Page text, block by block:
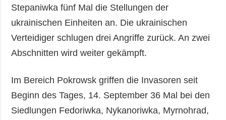
Stepaniwka fünf Mal die Stellungen der
ukrainischen Einheiten an. Die ukrainischen
Verteidiger schlugen drei Angriffe zurück. An zwei
Abschnitten wird weiter gekämpft.
Im Bereich Pokrowsk griffen die Invasoren seit
Beginn des Tages, 14. September 36 Mal bei den
Siedlungen Fedoriwka, Nykanoriwka, Myrnohrad,